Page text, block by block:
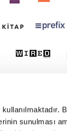
sunulması